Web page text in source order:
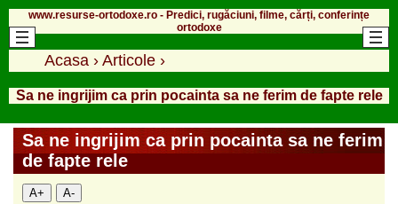
www.resurse-ortodoxe.ro - Predici, rugăciuni, filme, cărți, conferințe
ortodoxe
Acasa › Articole ›
Sa ne ingrijim ca prin pocainta sa ne ferim de fapte rele
Sa ne ingrijim ca prin pocainta sa ne ferim
de fapte rele
A+ A-